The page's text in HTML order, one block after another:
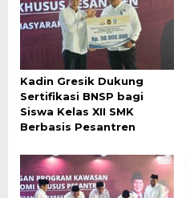
Kadin Gresik Dukung
Sertifikasi BNSP bagi
Siswa Kelas XII SMK
Berbasis Pesantren